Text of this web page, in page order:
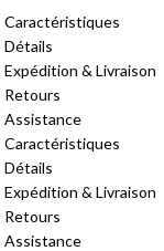
Caractéristiques
Détails
Expédition & Livraison
Retours
Assistance
Caractéristiques
Détails
Expédition & Livraison
Retours
Assistance